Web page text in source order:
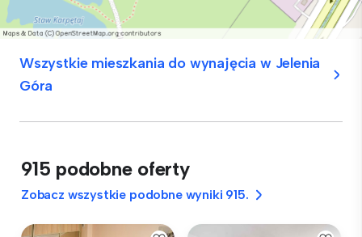
Wszystkie mieszkania do wynajęcia w Jelenia
Góra
915 podobne oferty
Zobacz wszystkie podobne wyniki 915.